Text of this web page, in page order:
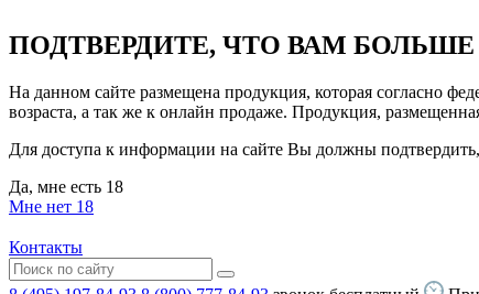
ПОДТВЕРДИТЕ, ЧТО ВАМ БОЛЬШЕ
На данном сайте размещена продукция, которая согласно
возраста, а так же к онлайн продаже. Продукция,
Для доступа к информации на сайте Вы должны подтвердить,
Да, мне есть 18
Мне нет 18
Контакты